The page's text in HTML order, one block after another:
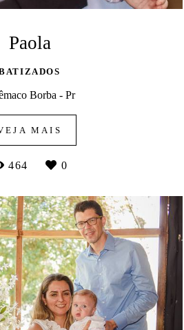
Paola
Borba - Pr
MAIS
464 0